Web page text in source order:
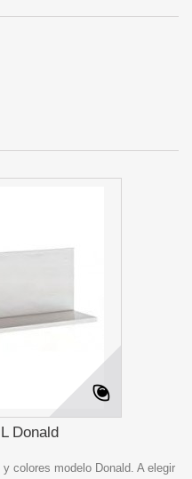
Donald
colores modelo Donald. A elegir